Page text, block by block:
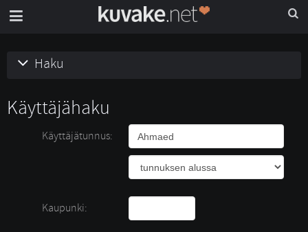
Haku
Käyttäjähaku
Käyttäjätunnus:
Kaupunki: